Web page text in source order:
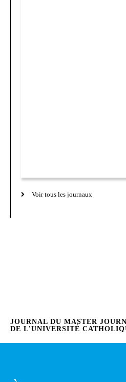
Voir tous les journaux
JOURNAL DU MASTER
DE L'UNIVERSITÉ